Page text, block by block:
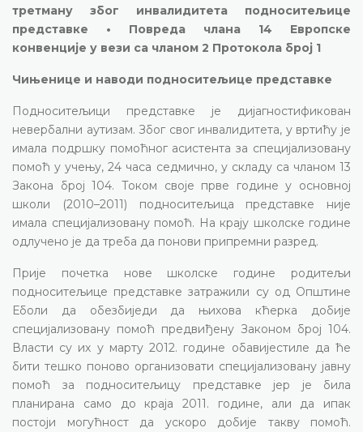
третману због инвалидитета подноситељице
представке • Повреда члана 14 Европске
конвенције у вези са чланом 2 Протокола број 1
Чињенице и наводи подноситељице представке
Подноситељици представке је дијагностификован
невербални аутизам. Због свог инвалидитета, у вртићу је
имала подршку помоћног асистента за специјализовану
помоћ у учењу, 24 часа седмично, у складу са чланом 13
Закона број 104. Током своје прве године у основној
школи (2010–2011) подноситељица представке није
имала специјализовану помоћ. На крају школске године
одлучено је да треба да понови припремни разред.
Прије почетка нове школске године родитељи
подноситељице представке затражили су од Општине
Еболи да обезбиједи да њихова кћерка добије
специјализовану помоћ предвиђену Законом број 104.
Власти су их у марту 2012. године обавијестиле да ће
бити тешко поново организовати специјализовану јавну
помоћ за подноситељицу представке јер је била
планирана само до краја 2011. године, али да ипак
постоји могућност да ускоро добије такву помоћ.